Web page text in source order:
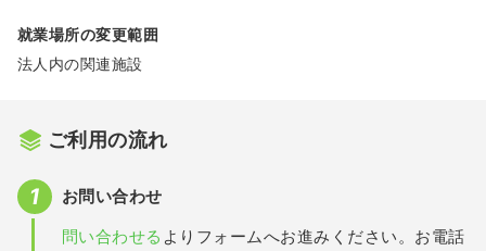
就業場所の変更範囲
法人内の関連施設
ご利用の流れ
お問い合わせ
問い合わせる よりフォームへお進みください。お電話